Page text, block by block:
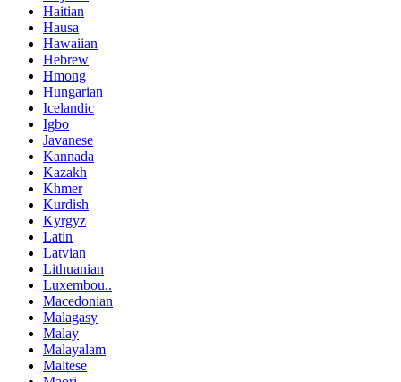
Haitian
Hausa
Hawaiian
Hebrew
Hmong
Hungarian
Icelandic
Igbo
Javanese
Kannada
Kazakh
Khmer
Kurdish
Kyrgyz
Latin
Latvian
Lithuanian
Luxembou..
Macedonian
Malagasy
Malay
Malayalam
Maltese